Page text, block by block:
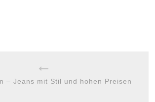
– Jeans mit Stil und hohen Preisen